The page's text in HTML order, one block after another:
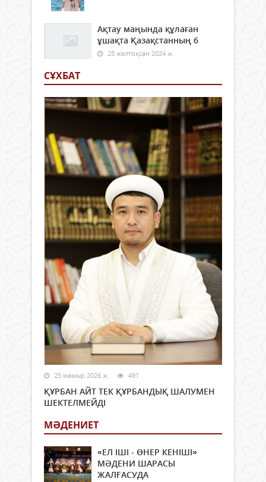
Ақтау маңында құлаған
ұшақта Қазақстанның 6
25 желтоқсан 2024 ж.
СҰХБАТ
25 мамыр 2026 ж. 491
ҚҰРБАН АЙТ ТЕК ҚҰРБАНДЫҚ ШАЛУМЕН
ШЕКТЕЛМЕЙДІ
МӘДЕНИЕТ
«ЕЛ ІШІ - ӨНЕР КЕНІШІ»
МӘДЕНИ ШАРАСЫ
ЖАЛҒАСУДА